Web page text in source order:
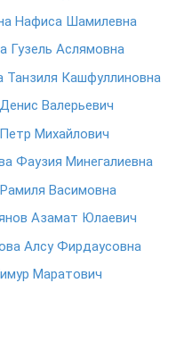
Нафиса Шамилевна
Гузель Аслямовна
Танзиля Кашфуллиновна
Валерьевич
Михайлович
Фаузия Минегалиевна
Васимовна
Азамат Юлаевич
Алсу Фирдаусовна
Маратович